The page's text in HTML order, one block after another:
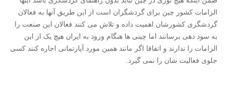
الزامات کشور چین برای گردشگران است از این طریق آنها به فعالان
گردشگری کشورشان اهمیت داده و تلاش می کنند فعالان این صنعت را
به سود دهی برسانند اما چینی ها هنگام ورود به ایران هیچ یک از این
الزامات را ندارند و اتفاقا اگر مانند همین مورد آپارتمانی اجاره کنند کسی
جلوی فعالیت شان را نمی گیرد.